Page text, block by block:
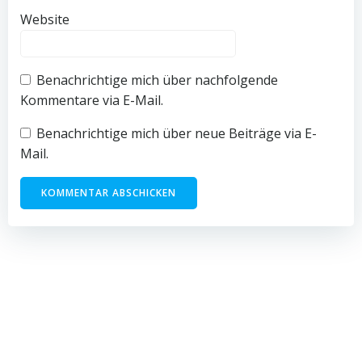
Website
Benachrichtige mich über nachfolgende
Kommentare via E-Mail.
Benachrichtige mich über neue Beiträge via E-
Mail.